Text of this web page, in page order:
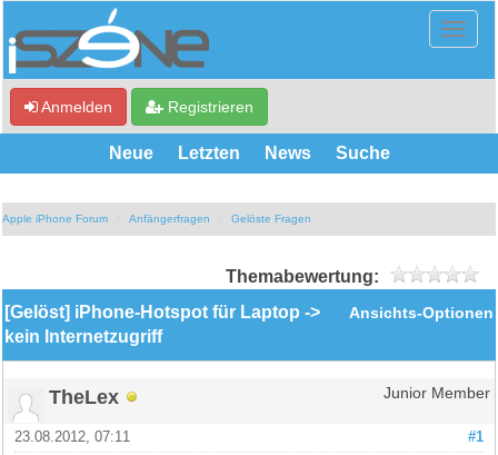
Anmelden Registrieren
Neue Letzten News Suche
Apple iPhone Forum Anfängerfragen Gelöste Fragen
Themabewertung:
Ansichts-Optionen
[Gelöst] iPhone-Hotspot für Laptop ->
kein Internetzugriff
TheLex Junior Member
#1
23.08.2012, 07:11